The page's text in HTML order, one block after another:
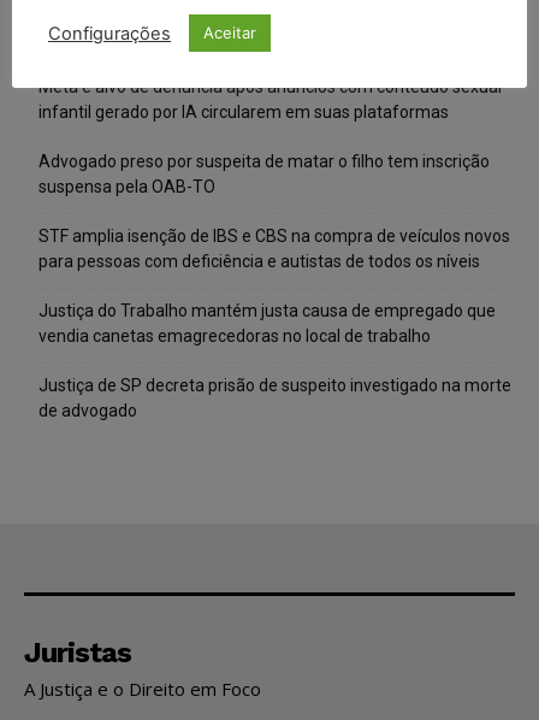
Posts Recentes
Meta é alvo de denúncia após anúncios com conteúdo sexual
infantil gerado por IA circularem em suas plataformas
Advogado preso por suspeita de matar o filho tem inscrição
suspensa pela OAB-TO
STF amplia isenção de IBS e CBS na compra de veículos novos
para pessoas com deficiência e autistas de todos os níveis
Justiça do Trabalho mantém justa causa de empregado que
vendia canetas emagrecedoras no local de trabalho
Justiça de SP decreta prisão de suspeito investigado na morte
de advogado
Juristas
A Justiça e o Direito em Foco
Configurações Aceitar